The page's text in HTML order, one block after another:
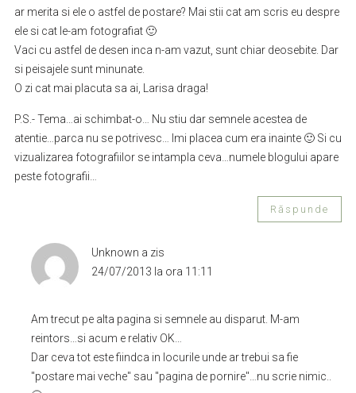
ar merita si ele o astfel de postare? Mai stii cat am scris eu despre
ele si cat le-am fotografiat 🙂
Vaci cu astfel de desen inca n-am vazut, sunt chiar deosebite. Dar
si peisajele sunt minunate.
O zi cat mai placuta sa ai, Larisa draga!
P.S.- Tema…ai schimbat-o… Nu stiu dar semnele acestea de
atentie…parca nu se potrivesc… Imi placea cum era inainte 🙂 Si cu
vizualizarea fotografiilor se intampla ceva…numele blogului apare
peste fotografii…
Răspunde
Unknown a zis
24/07/2013 la ora 11:11
Am trecut pe alta pagina si semnele au disparut. M-am
reintors…si acum e relativ OK…
Dar ceva tot este fiindca in locurile unde ar trebui sa fie
"postare mai veche" sau "pagina de pornire"…nu scrie nimic..